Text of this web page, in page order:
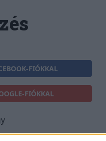
FIÓKKAL
FIÓKKAL